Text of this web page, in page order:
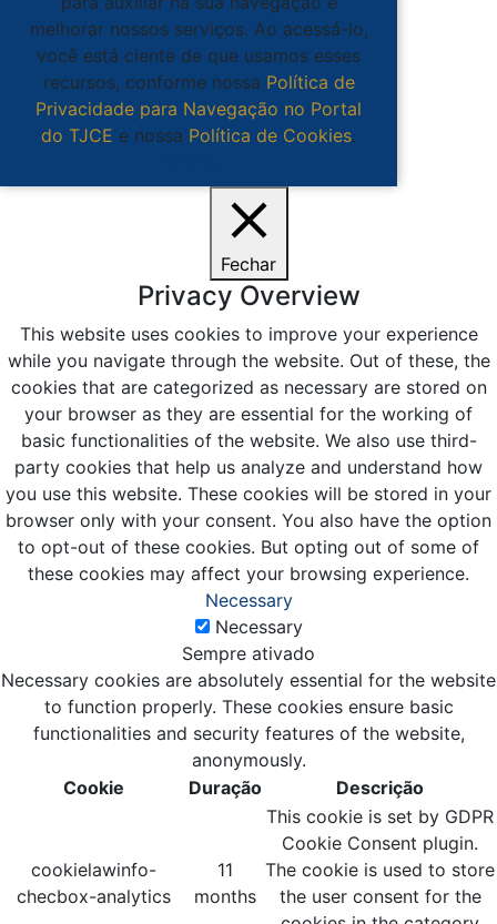
melhorar nossos serviços. Ao acessá-lo,
você está ciente de que usamos esses
recursos, conforme nossa Política de
Privacidade para Navegação no Portal
do TJCE e nossa Política de Cookies.
Fechar
Privacy Overview
This website uses cookies to improve your experience
while you navigate through the website. Out of these, the
cookies that are categorized as necessary are stored on
your browser as they are essential for the working of
basic functionalities of the website. We also use third-
party cookies that help us analyze and understand how
you use this website. These cookies will be stored in your
browser only with your consent. You also have the option
to opt-out of these cookies. But opting out of some of
these cookies may affect your browsing experience.
Necessary
Necessary
Sempre ativado
Necessary cookies are absolutely essential for the website
to function properly. These cookies ensure basic
functionalities and security features of the website,
anonymously.
Cookie
Duração Descrição
cookielawinfo-
checbox-analytics
11
months
This cookie is set by GDPR
Cookie Consent plugin.
The cookie is used to store
the user consent for the